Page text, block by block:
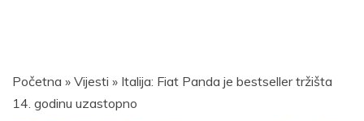
Početna » Vijesti » Italija: Fiat Panda je bestseller tržišta
14. godinu uzastopno